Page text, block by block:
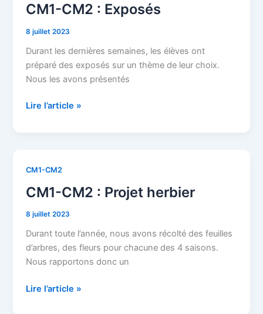
CM1-CM2 : Exposés
8 juillet 2023
Durant les dernières semaines, les élèves ont
préparé des exposés sur un thème de leur choix.
Nous les avons présentés
:
Exposés
Lire l’article »
CM1-CM2
CM1-CM2 : Projet herbier
8 juillet 2023
Durant toute l’année, nous avons récolté des feuilles
d’arbres, des fleurs pour chacune des 4 saisons.
Nous rapportons donc un
CM1-
:
Projet
Lire l’article »